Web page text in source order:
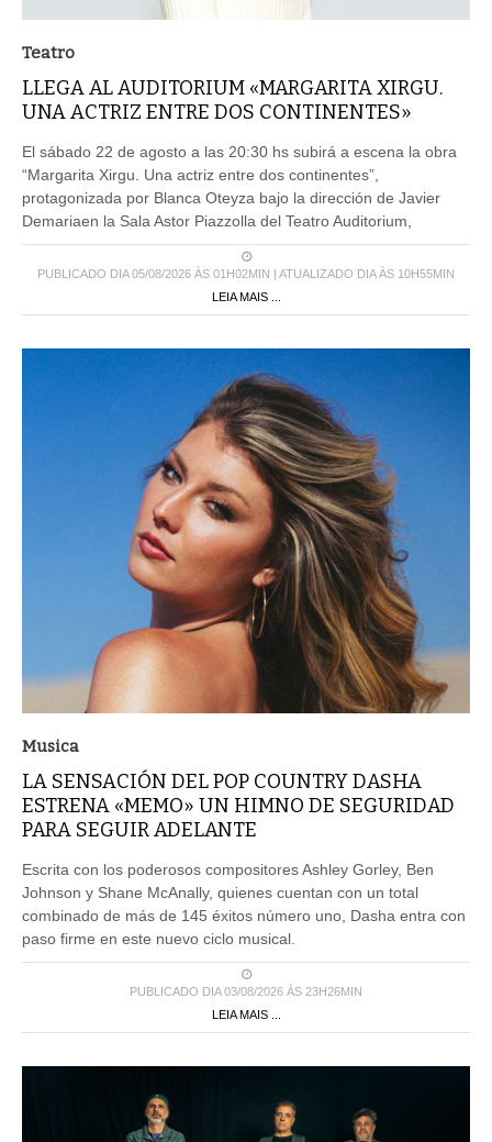
Teatro
LLEGA AL AUDITORIUM «MARGARITA XIRGU.
UNA ACTRIZ ENTRE DOS CONTINENTES»
El sábado 22 de agosto a las 20:30 hs subirá a escena la obra
“Margarita Xirgu. Una actriz entre dos continentes”,
protagonizada por Blanca Oteyza bajo la dirección de Javier
Demariaen la Sala Astor Piazzolla del Teatro Auditorium,
PUBLICADO DIA 05/08/2026 ÀS 01H02MIN | ATUALIZADO DIA ÀS 10H55MIN
LEIA MAIS ...
Musica
LA SENSACIÓN DEL POP COUNTRY DASHA
ESTRENA «MEMO» UN HIMNO DE SEGURIDAD
PARA SEGUIR ADELANTE
Escrita con los poderosos compositores Ashley Gorley, Ben
Johnson y Shane McAnally, quienes cuentan con un total
combinado de más de 145 éxitos número uno, Dasha entra con
paso firme en este nuevo ciclo musical.
PUBLICADO DIA 03/08/2026 ÀS 23H26MIN
LEIA MAIS ...